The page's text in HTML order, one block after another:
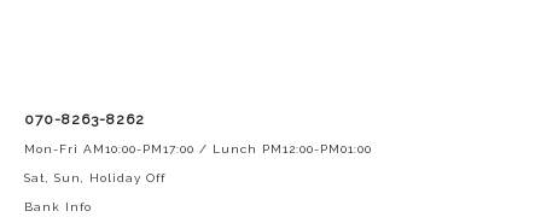
070-8263-8262
Mon-Fri AM10:00-PM17:00 / Lunch PM12:00-PM01:00
Sat, Sun, Holiday Off
Bank Info